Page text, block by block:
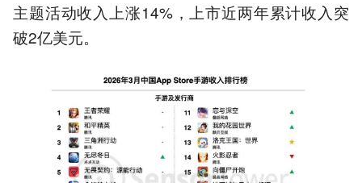
主题活动收入上涨14%，上市近两年累计收入突
破2亿美元。